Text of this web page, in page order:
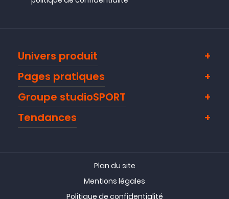
Univers produit
Pages pratiques
Groupe studioSPORT
Tendances
Plan du site
Mentions légales
Politique de confidentialité